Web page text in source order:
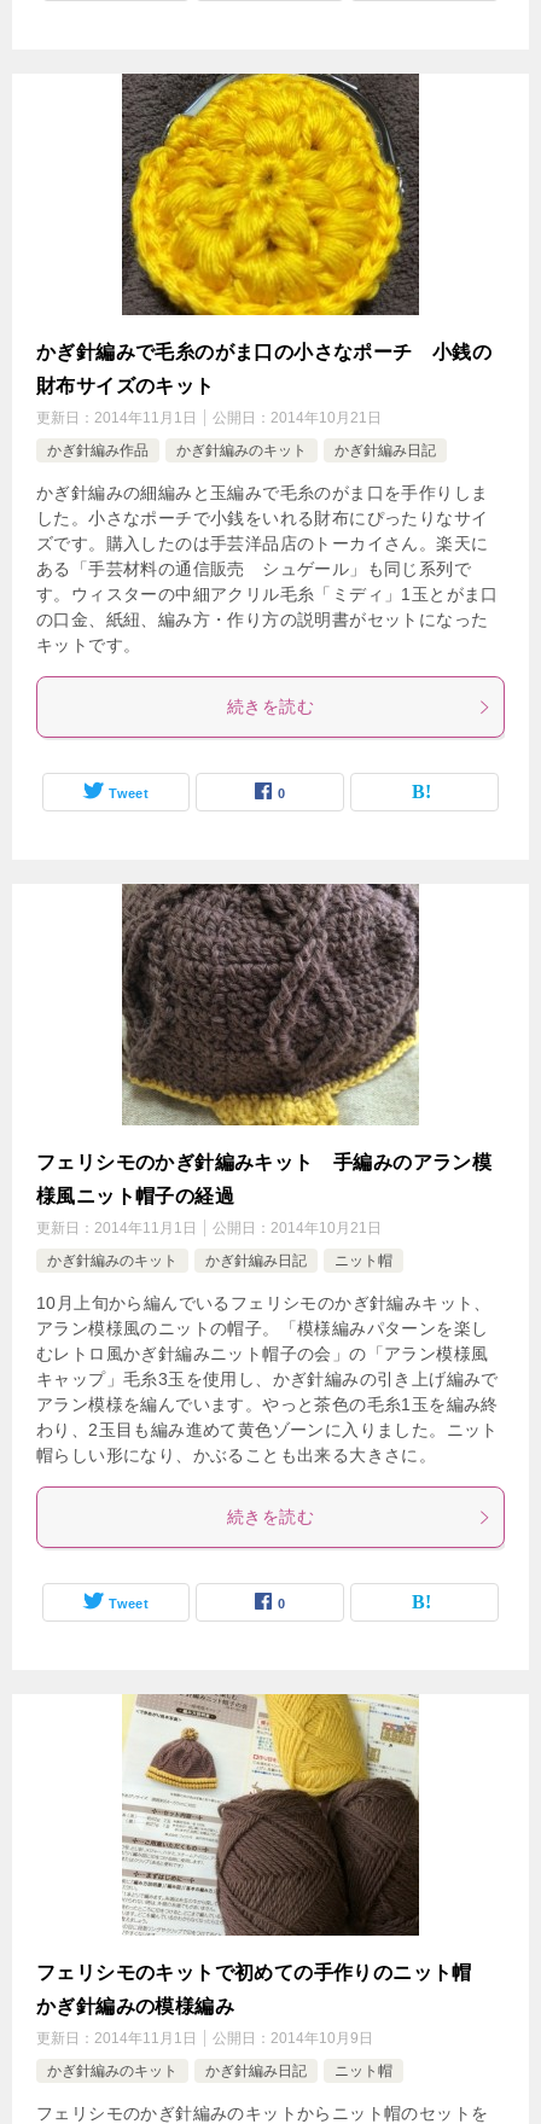
かぎ針編みで毛糸のがま口の小さなポーチ 小銭の
財布サイズのキット
更新日： 2014年11月1日 公開日： 2014年10月21日
かぎ針編み作品
かぎ針編みのキット かぎ針編み日記
かぎ針編みの細編みと玉編みで毛糸のがま口を手作りしま
した。小さなポーチで小銭をいれる財布にぴったりなサイ
ズです。購入したのは手芸洋品店のトーカイさん。楽天に
ある「手芸材料の通信販売 シュゲール」も同じ系列で
す。ウィスターの中細アクリル毛糸「ミディ」1玉とがま口
の口金、紙紐、編み方・作り方の説明書がセットになった
キットです。
続きを読む
Tweet 0
フェリシモのかぎ針編みキット 手編みのアラン模
様風ニット帽子の経過
更新日： 2014年11月1日 公開日： 2014年10月21日
かぎ針編みのキット
かぎ針編み日記 ニット帽
10月上旬から編んでいるフェリシモのかぎ針編みキット、
アラン模様風のニットの帽子。「模様編みパターンを楽し
むレトロ風かぎ針編みニット帽子の会」の「アラン模様風
キャップ」毛糸3玉を使用し、かぎ針編みの引き上げ編みで
アラン模様を編んでいます。やっと茶色の毛糸1玉を編み終
わり、2玉目も編み進めて黄色ゾーンに入りました。ニット
帽らしい形になり、かぶることも出来る大きさに。
続きを読む
Tweet 0
フェリシモのキットで初めての手作りのニット帽
かぎ針編みの模様編み
更新日： 2014年11月1日 公開日： 2014年10月9日
かぎ針編みのキット
かぎ針編み日記 ニット帽
フェリシモのかぎ針編みのキットからニット帽のセットを